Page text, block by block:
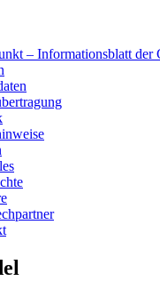
– Informationsblatt der